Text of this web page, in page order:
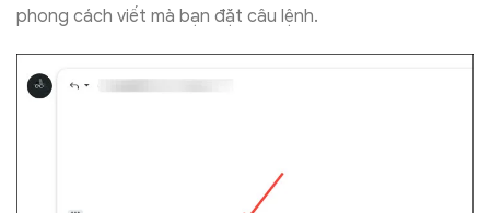
phong cách viết mà bạn đặt câu lệnh.